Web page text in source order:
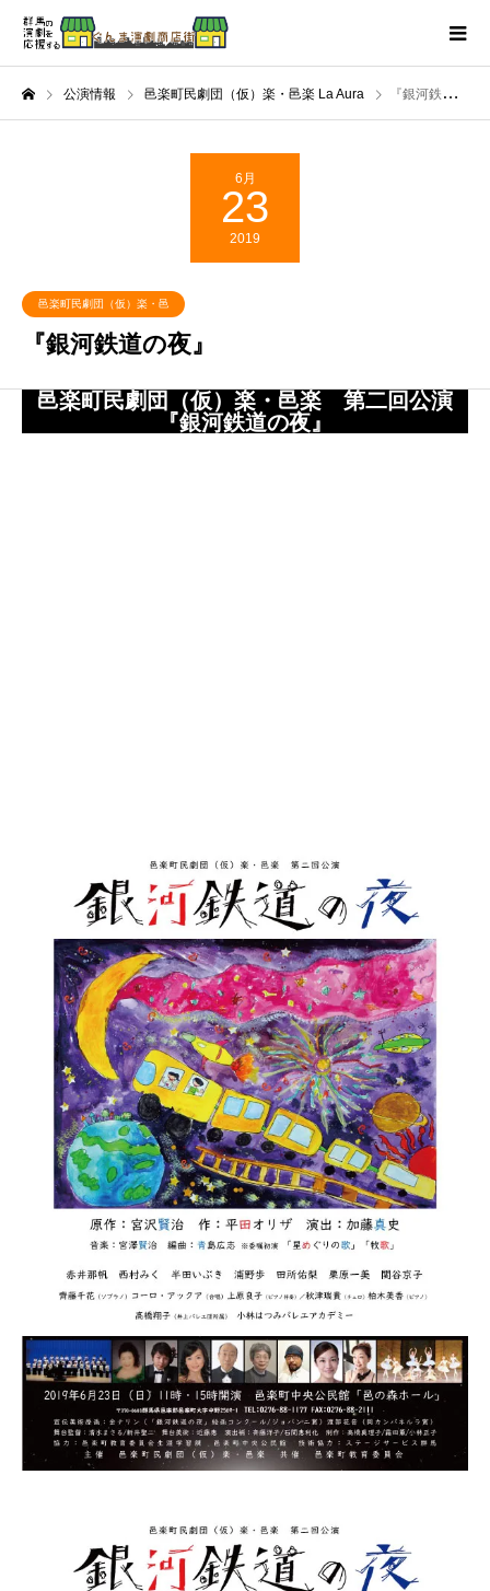
公演情報 邑楽町民劇団（仮）楽・邑楽 La Aura 『銀河鉄道の夜』
6月
23
2019
邑楽町民劇団（仮）楽・邑
楽 La Aura
『銀河鉄道の夜』
邑楽町民劇団（仮）楽・邑楽 第二回公演
『銀河鉄道の夜』